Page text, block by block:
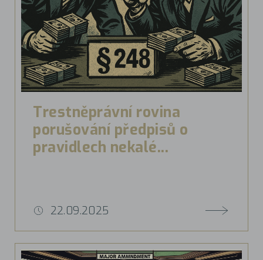
Trestněprávní rovina
porušování předpisů o
pravidlech nekalé...
22.09.2025